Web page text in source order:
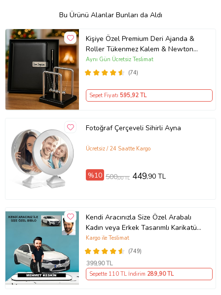
Bu Ürünü Alanlar Bunları da Aldı
Kişiye Özel Premium Deri Ajanda &
Roller Tükenmez Kalem & Newton
Denge Topu Yeni İş Ofis Hediyesi
(74)
Aynı Gün Ücretsiz Teslimat
Sepet Fiyatı 595,92 TL
Fotoğraf Çerçeveli Sihirli Ayna
Ücretsiz / 24 Saatte Kargo
%10 500,00 TL 449,90 TL
Kendi Aracınızla Size Özel Arabalı
Kadın veya Erkek Tasarımlı Karikatür
Biblo , Babalar Günü Hediyesi,
Erkeğe Hediye, Rent A Car Hediyesi
(749)
Kargo ile Teslimat
399,90 TL
Sepette 110 TL İndirim 289,90 TL